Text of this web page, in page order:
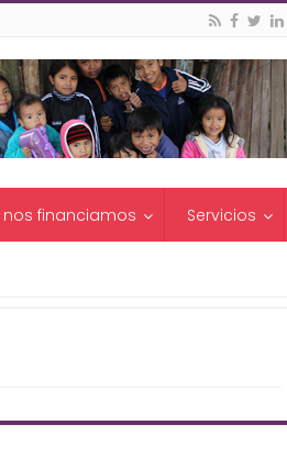
financiamos Servicios